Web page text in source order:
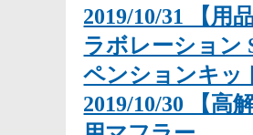
2019/10/31 【用
ラボレーション
ペンションキッ
2019/10/30 【高